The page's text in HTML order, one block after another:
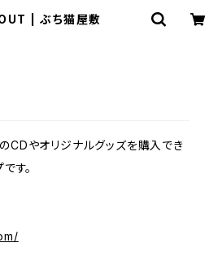
| ぶち猫屋敷
やオリジナルグッズを購入でき
す。